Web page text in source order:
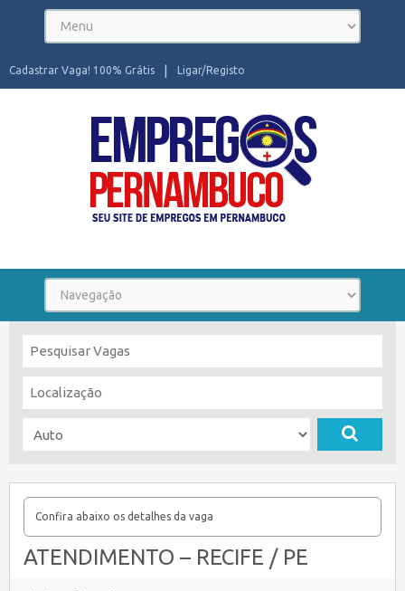
Ligar/Registo
Cadastrar Vaga! 100% Grátis
Confira abaixo os detalhes da vaga
ATENDIMENTO – RECIFE / PE